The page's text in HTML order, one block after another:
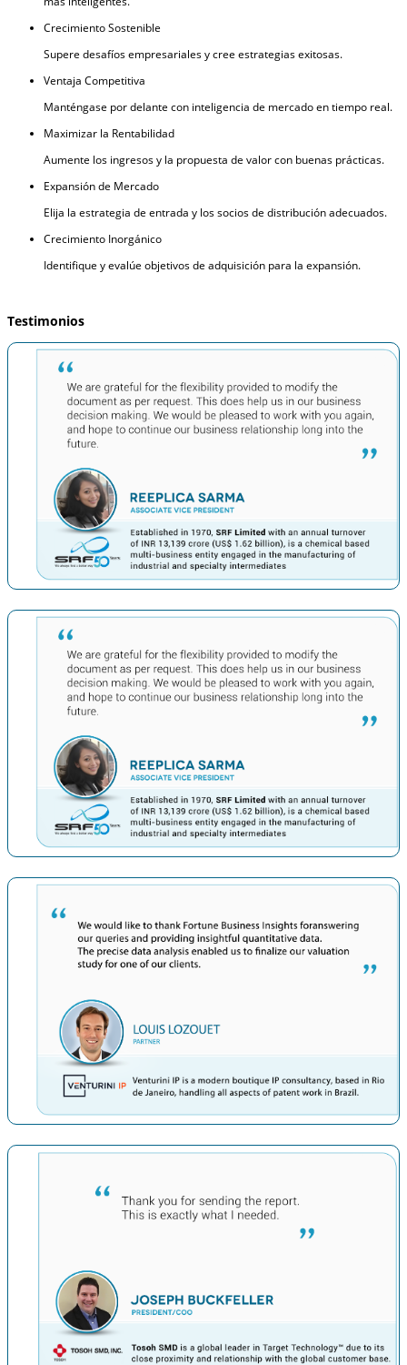
Crecimiento Sostenible
Supere desafíos empresariales y cree estrategias exitosas.
Ventaja Competitiva
Manténgase por delante con inteligencia de mercado en tiempo real.
Maximizar la Rentabilidad
Aumente los ingresos y la propuesta de valor con buenas prácticas.
Expansión de Mercado
Elija la estrategia de entrada y los socios de distribución adecuados.
Crecimiento Inorgánico
Identifique y evalúe objetivos de adquisición para la expansión.
Testimonios